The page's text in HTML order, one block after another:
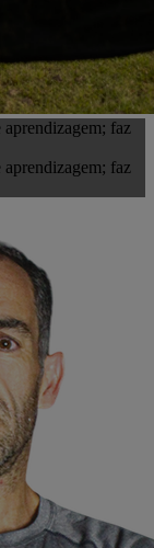
aprendizagem; faz
aprendizagem; faz